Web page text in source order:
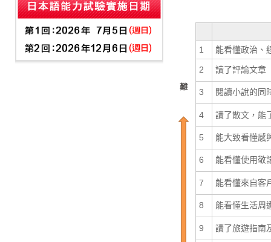
1 能看懂政治、
2 讀了評論文章
3 閱讀小說的同
4 讀了散文，能
5 能大致看懂感
6 能看懂使用敬
7 能看懂來自客
8 能看懂生活周
9 讀了旅遊指南